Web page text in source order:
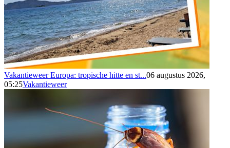
Vakantieweer Europa: tropische hitte en st...06 augustus 2026,
05:25Vakantieweer